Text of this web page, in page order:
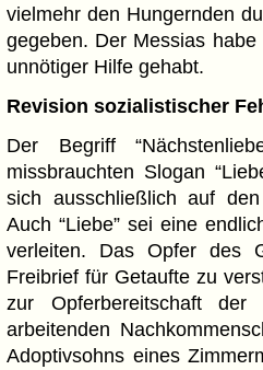
vielmehr den Hungernden
gegeben. Der Messias
unnötiger Hilfe gehabt.
Revision sozialistischer
Der Begriff
missbrauchten Slogan
sich ausschließlich auf
Auch “Liebe” sei eine
verleiten. Das Opfer des
Freibrief für Getaufte zu
zur Opferbereitschaft
arbeitenden
Adoptivsohns eines